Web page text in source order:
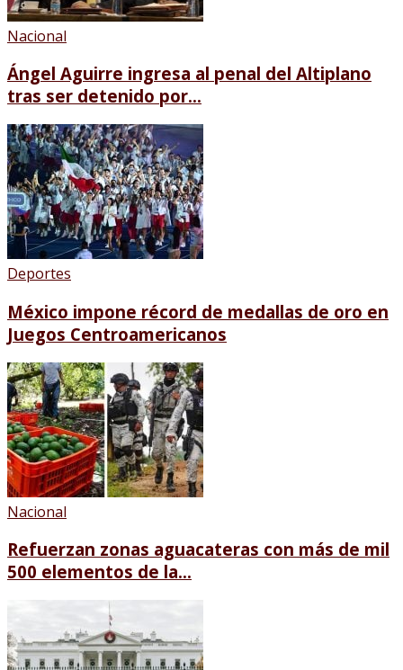
Nacional
Ángel Aguirre ingresa al penal del Altiplano
tras ser detenido por...
Deportes
México impone récord de medallas de oro en
Juegos Centroamericanos
Nacional
Refuerzan zonas aguacateras con más de mil
500 elementos de la...